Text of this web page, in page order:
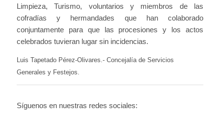
Limpieza, Turismo, voluntarios y miembros de las
cofradías y hermandades que han colaborado
conjuntamente para que las procesiones y los actos
celebrados tuvieran lugar sin incidencias.
Luis Tapetado Pérez-Olivares.- Concejalía de Servicios
Generales y Festejos.
Síguenos en nuestras redes sociales: